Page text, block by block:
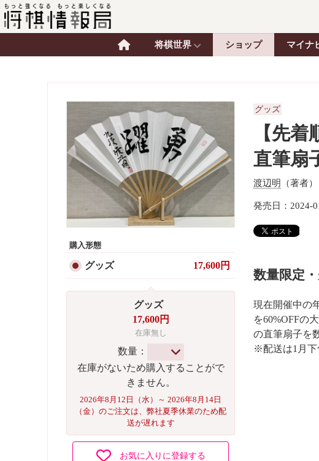
将棋世界 ショップ マイナ
購入形態
グッズ 17,600円
グッズ
17,600円
在庫無し
数量：
在庫がないため購入することがで
きません。
2026年8月12日（水）～ 2026年8月14日
（金）のご注文は、弊社夏季休業のため配
送が遅れます
お気に入りに登録する
グッズ
【先
直筆扇
渡辺明 （著者）
発売日：2024-
数量限定
現在開催中の
を60%OFFの
の直筆扇子を
※配送は1月下